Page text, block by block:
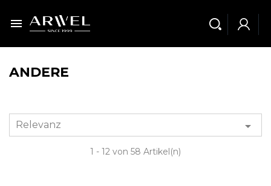

ANDERE
Relevanz 
1 - 12 von 58 Artikel(n)